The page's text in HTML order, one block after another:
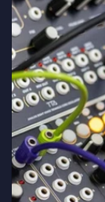
Gitarre,
Goldenes
Farbspots in
„Erdbeere"
einem
Farbe, das
einfach